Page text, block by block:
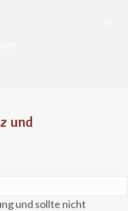
und
und sollte nicht